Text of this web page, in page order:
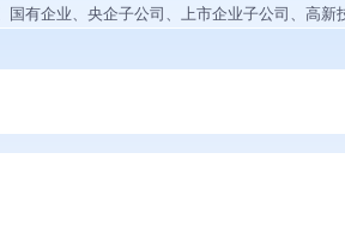
国有企业、央企子公司、上市企业子公司、高新技术企业、央企供应商、政府供应商、上市企业供应商、院校供应商、战略性新兴领域创新能力、绝对控股3家公司、薪资水平全省同行前10%、A级纳税人、守合同重信用企业、知名品牌供应商、多产业布局、拥有节能环保技术、拥有发明专利、专利授权量同领域前5%、技术布